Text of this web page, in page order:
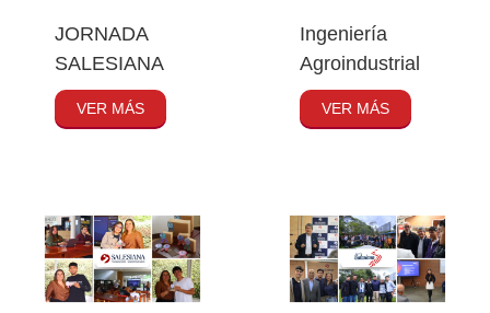
JORNADA
SALESIANA
VER MÁS
Ingeniería
Agroindustrial
VER MÁS